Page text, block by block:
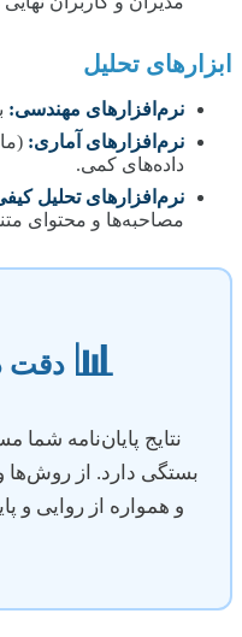
ابزارهای تحلیل
نرم‌افزارهای مهندسی:
نرم‌افزارهای آماری:
داده‌های کمی.
نرم‌افزارهای تحلیل
مصاحبه‌ها و محتوای
📊 دقت
نتایج پایان‌نامه شما
بستگی دارد. از روش‌ها
و همواره از روایی و